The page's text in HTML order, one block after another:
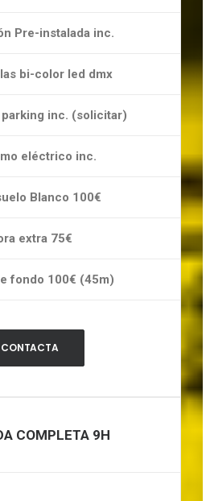
Pre-instalada inc.
bi-color led dmx
parking inc. (solicitar)
eléctrico inc.
Blanco 100€
extra 75€
fondo 100€ (45m)
CONTACTA
COMPLETA 9H